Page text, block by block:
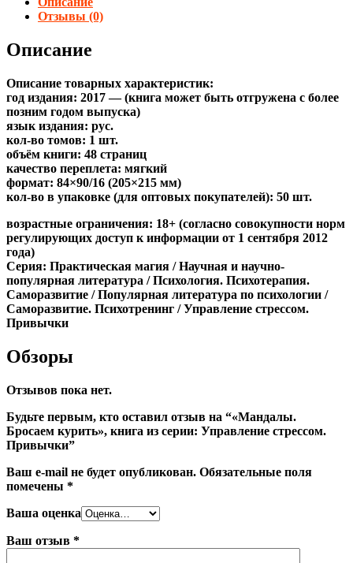
Отзывы (0)
Описание
Описание товарных характеристик:
год издания: 2017 — (книга может быть отгружена c более
позним годом выпуска)
язык издания: рус.
кол-во томов: 1 шт.
объём книги: 48 страниц
качество переплета: мягкий
формат: 84×90/16 (205×215 мм)
кол-во в упаковке (для оптовых покупателей): 50 шт.
возрастные ограничения: 18+ (согласно совокупности норм
регулирующих доступ к информации от 1 сентября 2012
года)
Серия: Практическая магия / Научная и научно-
популярная литература / Психология. Психотерапия.
Саморазвитие / Популярная литература по психологии /
Саморазвитие. Психотренинг / Управление стрессом.
Привычки
Обзоры
Отзывов пока нет.
Будьте первым, кто оставил отзыв на “«Мандалы.
Бросаем курить», книга из серии: Управление стрессом.
Привычки”
Ваш e-mail не будет опубликован. Обязательные поля
помечены *
Ваша оценка
Ваш отзыв *